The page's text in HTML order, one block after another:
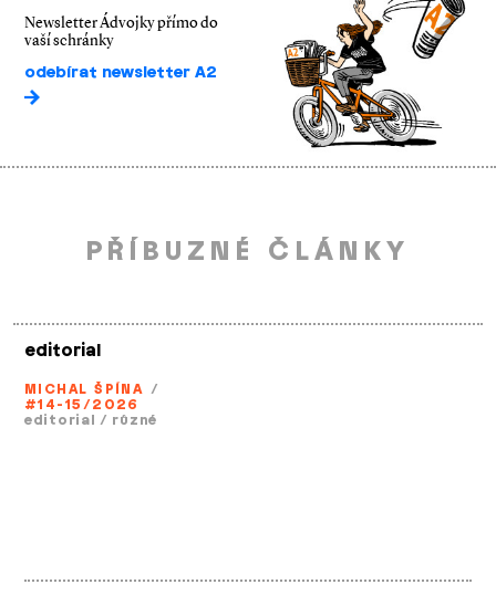
Newsletter Ádvojky přímo do
vaší schránky
odebírat newsletter A2
PŘÍBUZNÉ ČLÁNKY
editorial
MICHAL ŠPÍNA /
#14-15/2026
editorial / různé